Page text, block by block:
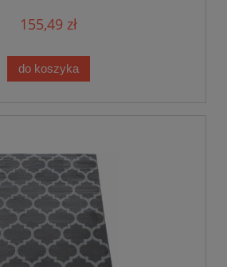
155,49 zł
do koszyka